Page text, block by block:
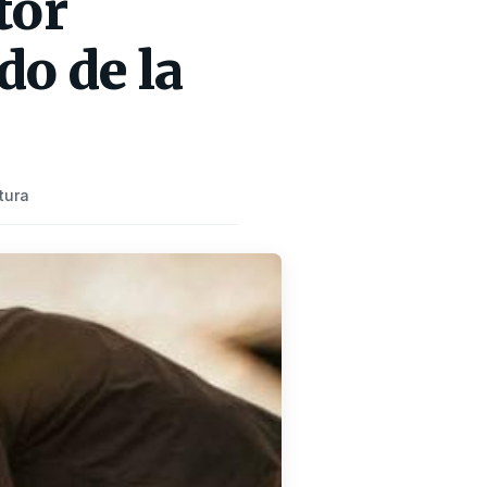
de la